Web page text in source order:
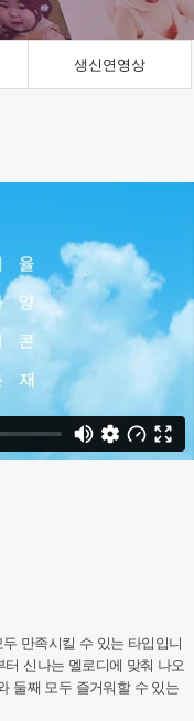
생신연영상
만족시킬 수 있는 타입입니
신나는 멜로디에 맞춰 나오
둘째 모두 즐거워할 수 있는